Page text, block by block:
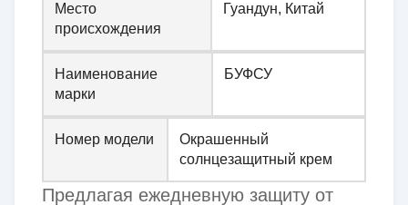
Место
происхождения
Гуандун, Китай
Наименование
марки
БУФСУ
Номер модели
Окрашенный
солнцезащитный крем
Предлагая ежедневную защиту от